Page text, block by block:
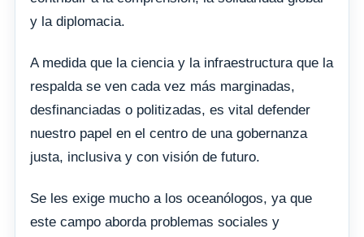
y la diplomacia.
A medida que la ciencia y la infraestructura que la
respalda se ven cada vez más marginadas,
desfinanciadas o politizadas, es vital defender
nuestro papel en el centro de una gobernanza
justa, inclusiva y con visión de futuro.
Se les exige mucho a los oceanólogos, ya que
este campo aborda problemas sociales y